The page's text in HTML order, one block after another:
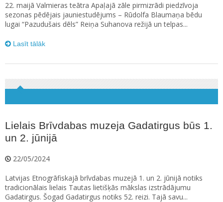
22. maijā Valmieras teātra Apaļajā zāle pirmizrādi piedzīvoja
sezonas pēdējais jauniestudējums – Rūdolfa Blaumaņa bēdu
lugai “Pazudušais dēls” Reiņa Suhanova režijā un telpas...
Lasīt tālāk
Lielais Brīvdabas muzeja Gadatirgus būs 1.
un 2. jūnijā
22/05/2024
Latvijas Etnogrāfiskajā brīvdabas muzejā 1. un 2. jūnijā notiks
tradicionālais lielais Tautas lietišķās mākslas izstrādājumu
Gadatirgus. Šogad Gadatirgus notiks 52. reizi. Tajā savu...